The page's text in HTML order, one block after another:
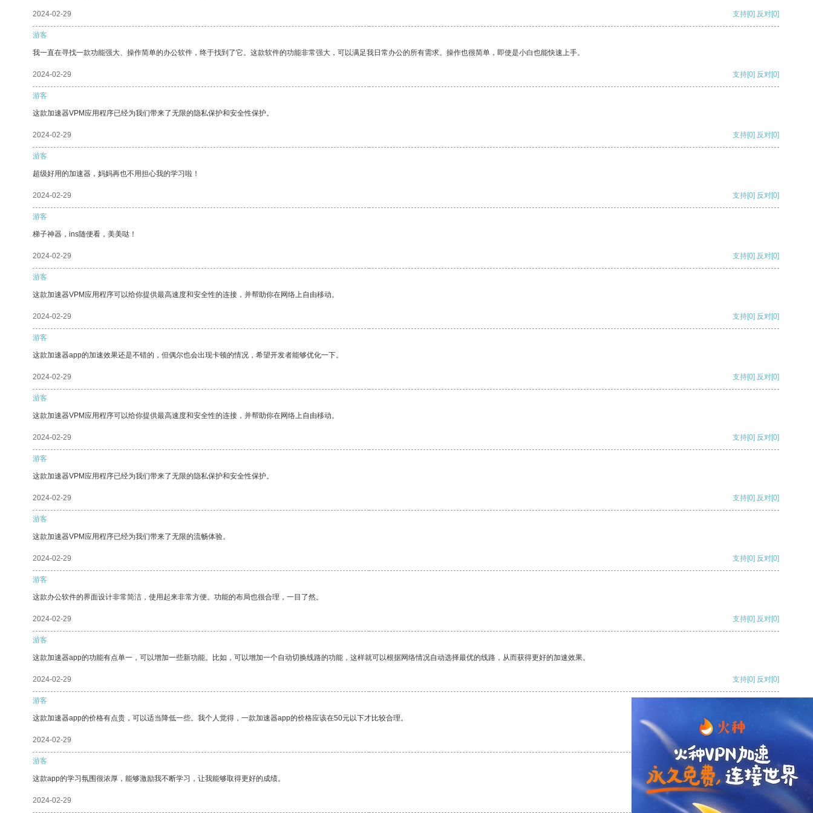
2024-02-29 支持[0] 反对[0]
游客
我一直在寻找一款功能强大、操作简单的办公软件，终于找到了它。这款软件的功能非常强大，可以满足我日常办公的所有需求。操作也很简单，即使是小白也能快速上手。
2024-02-29 支持[0] 反对[0]
游客
这款加速器VPM应用程序已经为我们带来了无限的隐私保护和安全性保护。
2024-02-29 支持[0] 反对[0]
游客
超级好用的加速器，妈妈再也不用担心我的学习啦！
2024-02-29 支持[0] 反对[0]
游客
梯子神器，ins随便看，美美哒！
2024-02-29 支持[0] 反对[0]
游客
这款加速器VPM应用程序可以给你提供最高速度和安全性的连接，并帮助你在网络上自由移动。
2024-02-29 支持[0] 反对[0]
游客
这款加速器app的加速效果还是不错的，但偶尔也会出现卡顿的情况，希望开发者能够优化一下。
2024-02-29 支持[0] 反对[0]
游客
这款加速器VPM应用程序可以给你提供最高速度和安全性的连接，并帮助你在网络上自由移动。
2024-02-29 支持[0] 反对[0]
游客
这款加速器VPM应用程序已经为我们带来了无限的隐私保护和安全性保护。
2024-02-29 支持[0] 反对[0]
游客
这款加速器VPM应用程序已经为我们带来了无限的流畅体验。
2024-02-29 支持[0] 反对[0]
游客
这款办公软件的界面设计非常简洁，使用起来非常方便。功能的布局也很合理，一目了然。
2024-02-29 支持[0] 反对[0]
游客
这款加速器app的功能有点单一，可以增加一些新功能。比如，可以增加一个自动切换线路的功能，这样就可以根据网络情况自动选择最优的线路，从而获得更好的加速效果。
2024-02-29 支持[0] 反对[0]
游客
这款加速器app的价格有点贵，可以适当降低一些。我个人觉得，一款加速器app的价格应该在50元以下才比较合理。
2024-02-29
游客
这款app的学习氛围很浓厚，能够激励我不断学习，让我能够取得更好的成绩。
2024-02-29 反对